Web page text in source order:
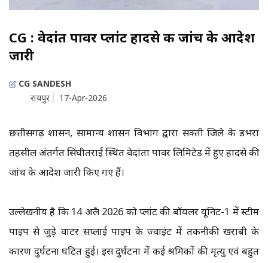
CG : वेदांत पावर प्लांट हादसे की जांच के आदेश
जारी
CG SANDESH
रायपुर
17-Apr-2026
छत्तीसगढ़ शासन, सामान्य प्रशासन विभाग द्वारा सक्ती जिले के डभरा
तहसील अंतर्गत सिंघीतराई स्थित वेदांता पावर लिमिटेड में हुए हादसे की
जांच के आदेश जारी किए गए हैं।
उल्लेखनीय है कि 14 अप्रैल 2026 को प्लांट की बॉयलर यूनिट-1 में स्टीम
पाइप से जुड़े वाटर सप्लाई पाइप के ज्वाइंट में तकनीकी खराबी के
कारण दुर्घटना घटित हुई। इस दुर्घटना में कई श्रमिकों की मृत्यु एवं बहुत